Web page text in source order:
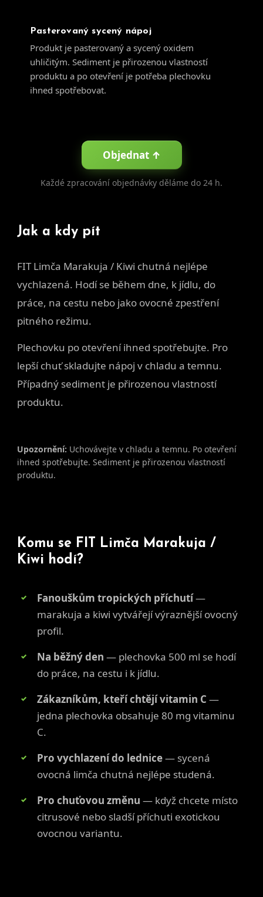
Pasterovaný sycený nápoj
Produkt je pasterovaný a sycený oxidem
uhličitým. Sediment je přirozenou vlastností
produktu a po otevření je potřeba plechovku
ihned spotřebovat.
Objednat ↑
Každé zpracování objednávky děláme do 24 h.
Jak a kdy pít
FIT Limča Marakuja / Kiwi chutná nejlépe
vychlazená. Hodí se během dne, k jídlu, do
práce, na cestu nebo jako ovocné zpestření
pitného režimu.
Plechovku po otevření ihned spotřebujte. Pro
lepší chuť skladujte nápoj v chladu a temnu.
Případný sediment je přirozenou vlastností
produktu.
Upozornění: Uchovávejte v chladu a temnu. Po otevření
ihned spotřebujte. Sediment je přirozenou vlastností
produktu.
Komu se FIT Limča Marakuja /
Kiwi hodí?
Fanouškům tropických příchutí—
marakuja a kiwi vytvářejí výraznější ovocný
profil.
Na běžný den — plechovka 500 ml se hodí
do práce, na cestu i k jídlu.
Zákazníkům, kteří chtějí vitamin C —
jedna plechovka obsahuje 80 mg vitaminu
C.
Pro vychlazení do lednice— sycená
ovocná limča chutná nejlépe studená.
Pro chuťovou změnu — když chcete místo
citrusové nebo sladší příchuti exotickou
ovocnou variantu.